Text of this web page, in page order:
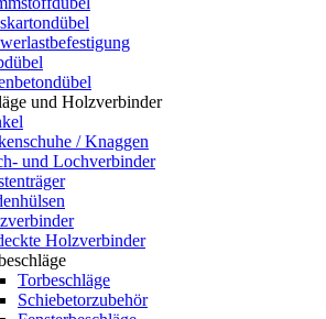
und Holzverbinder
/ Knaggen
und Lochverbinder
Holzverbinder
Torbeschläge
Schiebetorzubehör